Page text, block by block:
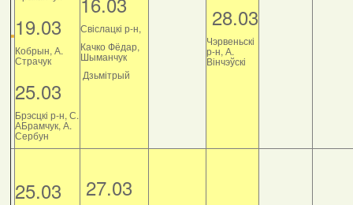
19.03
Кобрын, А.
Страчук
25.03
Брэсцкі р-н, С.
АБрамчук, А.
Сербун
Свіслацкі р-н,
Качко Фёдар,
Шыманчук
Дзьмітрый
28.03
Чэрвеньскі
р-н, А.
Вінчэўскі
25.03 27.03